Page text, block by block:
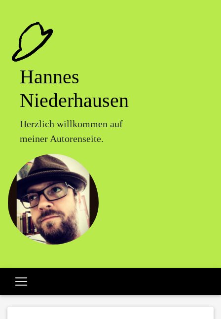
Hannes
Niederhausen
Herzlich willkommen auf
meiner Autorenseite.